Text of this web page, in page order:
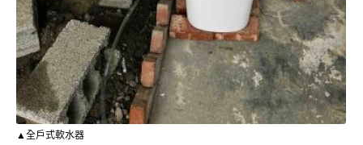
▲全戶式軟水器